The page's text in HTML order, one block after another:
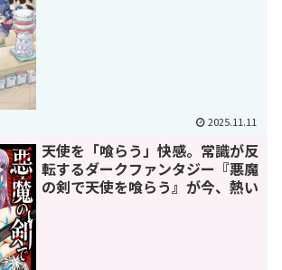
2025.11.11
天使を「喰らう」快感。常識が反
転するダークファンタジー『悪魔
の剣で天使を喰らう』が今、熱い